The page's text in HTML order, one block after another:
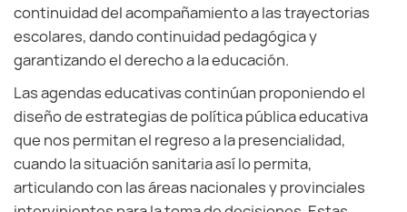
continuidad del acompañamiento a las trayectorias
escolares, dando continuidad pedagógica y
garantizando el derecho a la educación.
Las agendas educativas continúan proponiendo el
diseño de estrategias de política pública educativa
que nos permitan el regreso a la presencialidad,
cuando la situación sanitaria así lo permita,
articulando con las áreas nacionales y provinciales